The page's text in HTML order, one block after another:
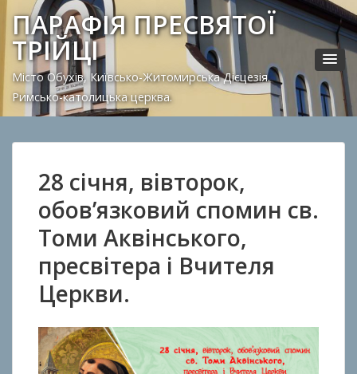
ПАРАФІЯ ПРЕСВЯТОЇ
ТРІЙЦІ
Місто Обухів, Київсько-Житомирська Дієцезія.
Римсько-католицька церква.
28 січня, вівторок,
обов’язковий спомин св.
Томи Аквінського,
пресвітера і Вчителя
Церкви.